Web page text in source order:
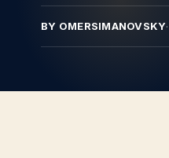
BY OMERSIMANOVSKY·